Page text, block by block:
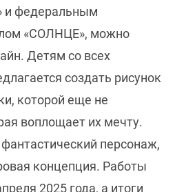
и федеральным
«СОЛНЦЕ», можно
Детям со всех
создать рисунок
которой еще не
воплощает их мечту.
персонаж,
концепция. Работы
2025 года, а итоги